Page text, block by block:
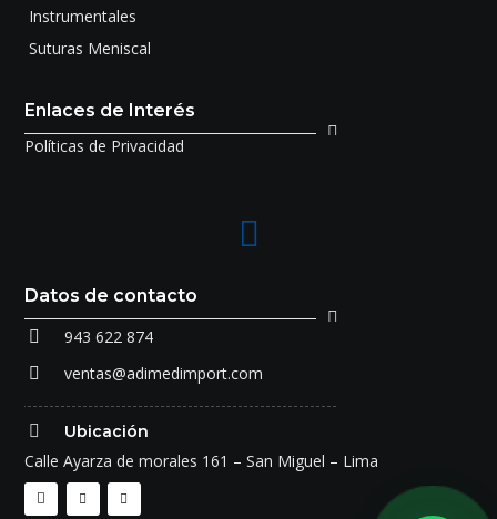
Instrumentales
Suturas Meniscal
Enlaces de Interés
Políticas de Privacidad
Datos de contacto
943 622 874
ventas@adimedimport.com
Ubicación
Calle Ayarza de morales 161 – San Miguel – Lima